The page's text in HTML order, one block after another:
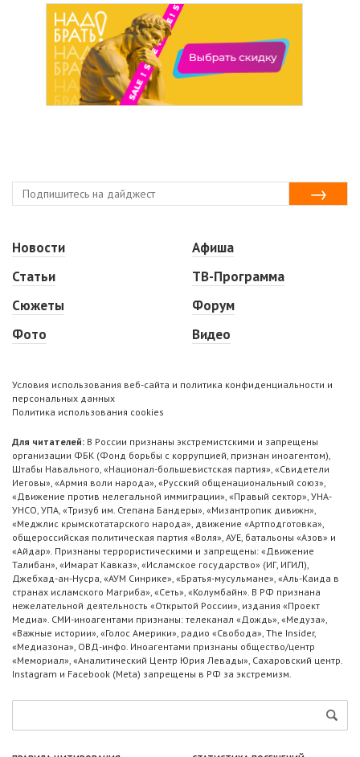
Новости
Статьи
Сюжеты
Фото
Афиша
ТВ-Программа
Форум
Видео
Условия использования веб-сайта и политика конфиденциальности и
персональных данных
Политика использования cookies
Для читателей: В России признаны экстремистскими и запрещены
организации ФБК (Фонд борьбы с коррупцией, признан иноагентом),
Штабы Навального, «Национал-большевистская партия», «Свидетели
Иеговы», «Армия воли народа», «Русский общенациональный союз»,
«Движение против нелегальной иммиграции», «Правый сектор», УНА-
УНСО, УПА, «Тризуб им. Степана Бандеры», «Мизантропик дивижн»,
«Меджлис крымскотатарского народа», движение «Артподготовка»,
общероссийская политическая партия «Воля», АУЕ, батальоны «Азов» и
«Айдар». Признаны террористическими и запрещены: «Движение
Талибан», «Имарат Кавказ», «Исламское государство» (ИГ, ИГИЛ),
Джебхад-ан-Нусра, «АУМ Синрике», «Братья-мусульмане», «Аль-Каида в
странах исламского Магриба», «Сеть», «Колумбайн». В РФ признана
нежелательной деятельность «Открытой России», издания «Проект
Медиа». СМИ-иноагентами признаны: телеканал «Дождь», «Медуза»,
«Важные истории», «Голос Америки», радио «Свобода», The Insider,
«Медиазона», ОВД-инфо. Иноагентами признаны общество/центр
«Мемориал», «Аналитический Центр Юрия Левады», Сахаровский центр.
Instagram и Facebook (Metа) запрещены в РФ за экстремизм.